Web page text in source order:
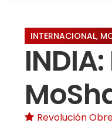
INTERNACIONAL,
Revolución